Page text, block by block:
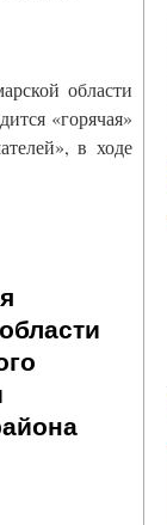
области
«горячая»
в ходе